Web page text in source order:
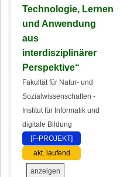
Technologie, Lernen
und Anwendung
aus
interdisziplinärer
Perspektive“
Fakultät für Natur- und
Sozialwissenschaften -
Institut für Informatik und
digitale Bildung
[F-PROJEKT]
akt. laufend
anzeigen